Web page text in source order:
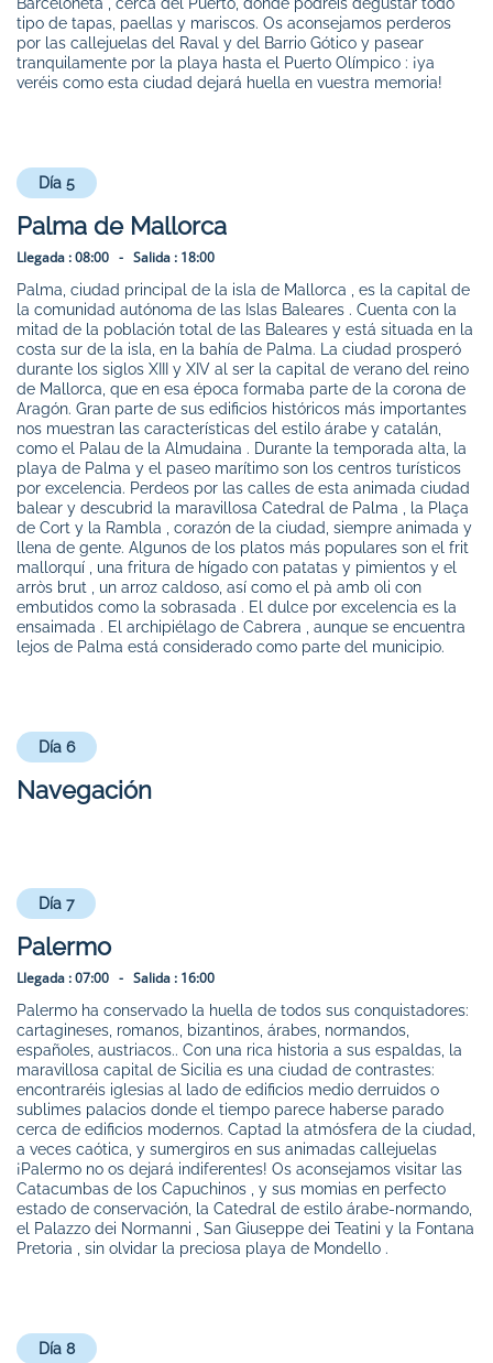
Barceloneta , cerca del Puerto, donde podréis degustar todo
tipo de tapas, paellas y mariscos. Os aconsejamos perderos
por las callejuelas del Raval y del Barrio Gótico y pasear
tranquilamente por la playa hasta el Puerto Olímpico : ¡ya
veréis como esta ciudad dejará huella en vuestra memoria!
Día 5
Palma de Mallorca
Llegada :08:00 - Salida : 18:00
Palma, ciudad principal de la isla de Mallorca , es la capital de
la comunidad autónoma de las Islas Baleares . Cuenta con la
mitad de la población total de las Baleares y está situada en la
costa sur de la isla, en la bahía de Palma. La ciudad prosperó
durante los siglos XIII y XIV al ser la capital de verano del reino
de Mallorca, que en esa época formaba parte de la corona de
Aragón. Gran parte de sus edificios históricos más importantes
nos muestran las características del estilo árabe y catalán,
como el Palau de la Almudaina . Durante la temporada alta, la
playa de Palma y el paseo marítimo son los centros turísticos
por excelencia. Perdeos por las calles de esta animada ciudad
balear y descubrid la maravillosa Catedral de Palma , la Plaça
de Cort y la Rambla , corazón de la ciudad, siempre animada y
llena de gente. Algunos de los platos más populares son el frit
mallorquí , una fritura de hígado con patatas y pimientos y el
arròs brut , un arroz caldoso, así como el pà amb oli con
embutidos como la sobrasada . El dulce por excelencia es la
ensaimada . El archipiélago de Cabrera , aunque se encuentra
lejos de Palma está considerado como parte del municipio.
Día 6
Navegación
Día 7
Palermo
Llegada :07:00 - Salida : 16:00
Palermo ha conservado la huella de todos sus conquistadores:
cartagineses, romanos, bizantinos, árabes, normandos,
españoles, austriacos.. Con una rica historia a sus espaldas, la
maravillosa capital de Sicilia es una ciudad de contrastes:
encontraréis iglesias al lado de edificios medio derruidos o
sublimes palacios donde el tiempo parece haberse parado
cerca de edificios modernos. Captad la atmósfera de la ciudad,
a veces caótica, y sumergiros en sus animadas callejuelas
¡Palermo no os dejará indiferentes! Os aconsejamos visitar las
Catacumbas de los Capuchinos , y sus momias en perfecto
estado de conservación, la Catedral de estilo árabe-normando,
el Palazzo dei Normanni , San Giuseppe dei Teatini y la Fontana
Pretoria , sin olvidar la preciosa playa de Mondello .
Día 8